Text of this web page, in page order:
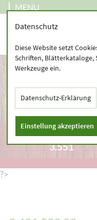
MENU
9.491.523.02 – –
3.551
?>
Datenschutz
Diese Website setzt
Schriften, Blätterkataloge,
Werkzeuge ein.
Datenschutz-Erklärung
Einstellung akzeptieren